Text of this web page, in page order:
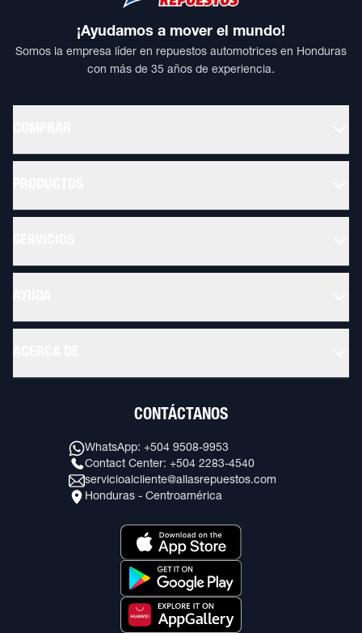
¡Ayudamos a mover el mundo!
Somos la empresa líder en repuestos automotrices en Honduras
con más de 35 años de experiencia.
CONTÁCTANOS
WhatsApp: +504 9508-9953
Contact Center: +504 2283-4540
servicioalcliente@allasrepuestos.com
Honduras - Centroamérica